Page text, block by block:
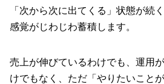
「次から次に出てくる」状態が続
感覚がじわじわ蓄積します。
売上が伸びているわけでも、運用
けでもなく、ただ「やりたいことが